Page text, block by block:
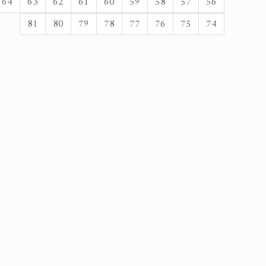
74
75
76
77
78
79
80
81